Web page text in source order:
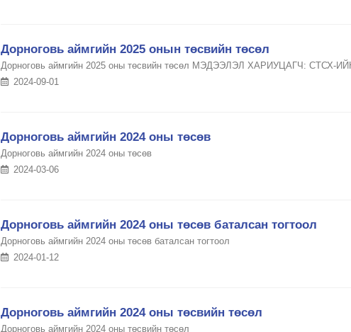
Дорноговь аймгийн 2025 онын төсвийн төсөл
Дорноговь аймгийн 2025 оны төсвийн төсөл МЭДЭЭЛЭЛ ХАРИУЦАГЧ:
2024-09-01
Дорноговь аймгийн 2024 оны төсөв
Дорноговь аймгийн 2024 оны төсөв
2024-03-06
Дорноговь аймгийн 2024 оны төсөв баталсан тогтоол
Дорноговь аймгийн 2024 оны төсөв баталсан тогтоол
2024-01-12
Дорноговь аймгийн 2024 оны төсвийн төсөл
Дорноговь аймгийн 2024 оны төсвийн төсөл